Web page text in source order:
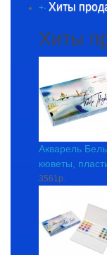
+- Хиты
Хиты
Акварель
кюветы,
3561р.